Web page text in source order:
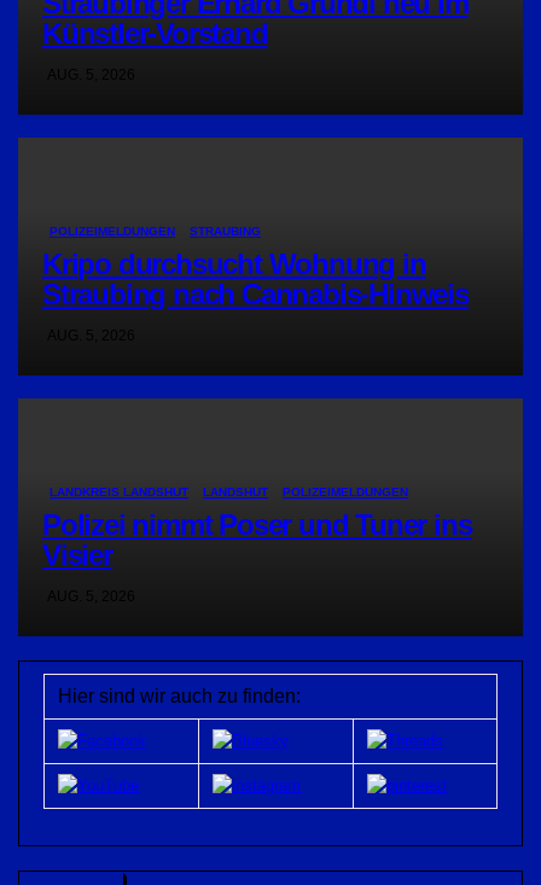
Künstler-Vorstand
POLIZEIMELDUNGEN STRAUBING
Kripo durchsucht Wohnung in
Straubing nach Cannabis-Hinweis
LANDKREIS LANDSHUT LANDSHUT POLIZEIMELDUNGEN
Polizei nimmt Poser und Tuner ins
Visier
Hier sind wir auch zu finden: